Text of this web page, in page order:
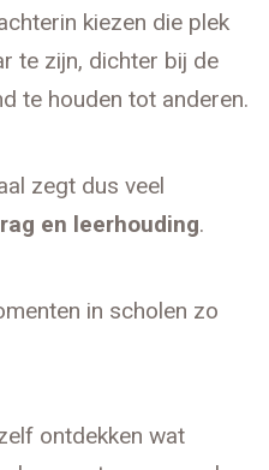
kiezen die plek
te zijn, dichter bij de
te houden tot anderen.
zegt dus veel
en leerhouding.
in scholen zo
ontdekken wat